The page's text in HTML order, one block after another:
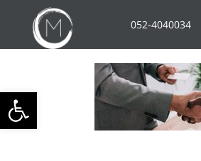
פתח
052-4040034